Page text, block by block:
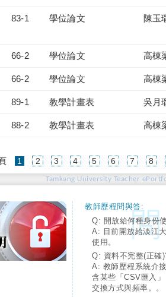
83-1 學位論文 陳玉
66-2 學位論文 高棟
66-2 學位論文 高棟
89-1 教學計畫表 吳月
88-2 教學計畫表 高棟
1 (current)
2 3 4 5 6 7 8
Tamkang University Teacher
教師歷程問與答:
Q: 開放給何種身份
A: 目前開放給淡江
使用。
Q: 資料不完整(正確
A: 教師歷程系統介
含某些「CSV匯入
交換方式與頻率。。